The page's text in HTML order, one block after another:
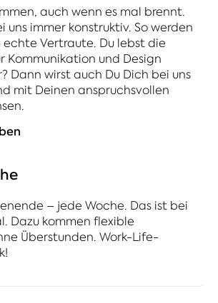
auch wenn es mal brennt.
uns immer konstruktiv. So werden
echte Vertraute. Du lebst die
Kommunikation und Design
Dann wirst auch Du Dich bei uns
mit Deinen anspruchsvollen
– jede Woche. Das ist bei
Dazu kommen flexible
Überstunden. Work-Life-